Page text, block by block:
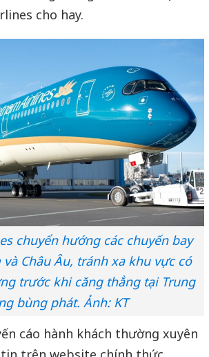
cho hay.
chuyển hướng các chuyến bay
Châu Âu, tránh xa khu vực có
trước khi căng thẳng tại Trung
bùng phát. Ảnh: KT
cáo hành khách thường xuyên